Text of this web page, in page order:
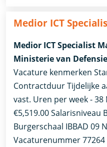
Medior ICT
Medior ICT Specialist
Ministerie van
Vacature kenmerken
Contractduur Tijdelijke
vast. Uren per week - 38
€5,519.00 Salarisniveau
Burgerschaal IBBAD 09
Vacaturenummer